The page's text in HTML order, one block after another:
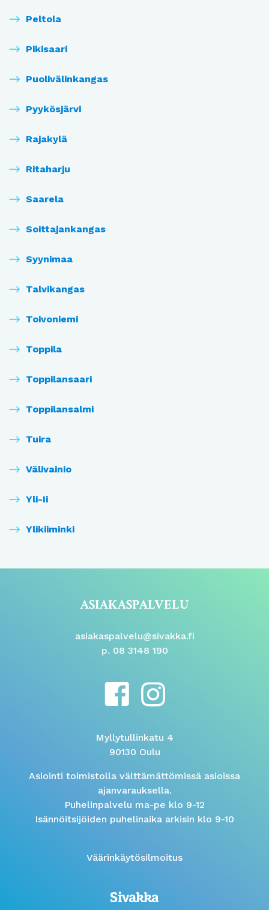
Peltola
Pikisaari
Puolivälinkangas
Pyykösjärvi
Rajakylä
Ritaharju
Saarela
Soittajankangas
Syynimaa
Talvikangas
Toivoniemi
Toppila
Toppilansaari
Toppilansalmi
Tuira
Välivainio
Yli-Ii
Ylikiiminki
ASIAKASPALVELU
asiakaspalvelu@sivakka.fi
p. 08 3148 190
Myllytullinkatu 4
90130 Oulu
Asiointi toimistolla välttämättömissä asioissa
ajanvarauksella.
Puhelinpalvelu ma-pe klo 9-12
Isännöitsijöiden puhelinaika arkisin klo 9-10
Väärinkäytösilmoitus